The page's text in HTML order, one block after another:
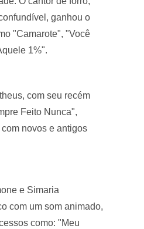
ganhou o
"Camarote", "Você
1%".
com seu recém
Feito Nunca",
novos e antigos
e Simaria
com um som animado,
como: "Meu